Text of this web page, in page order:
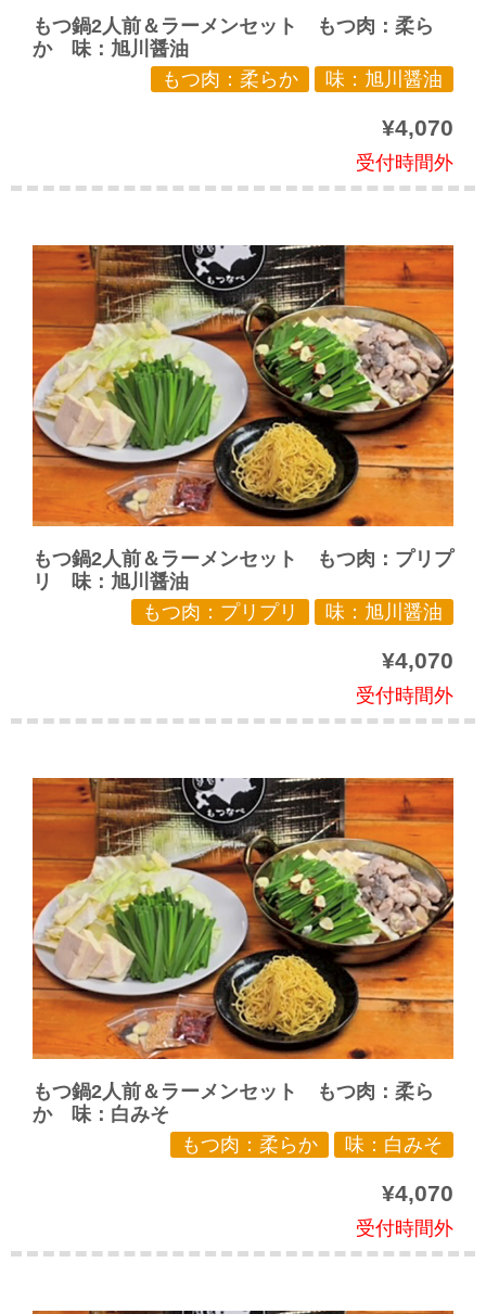
もつ鍋2人前＆ラーメンセット もつ肉：柔ら
か 味：旭川醤油
もつ肉：柔らか
味：旭川醤油
¥4,070
受付時間外
もつ鍋2人前＆ラーメンセット もつ肉：プリプ
リ 味：旭川醤油
もつ肉：プリプリ
味：旭川醤油
¥4,070
受付時間外
もつ鍋2人前＆ラーメンセット もつ肉：柔ら
か 味：白みそ
もつ肉：柔らか
味：白みそ
¥4,070
受付時間外